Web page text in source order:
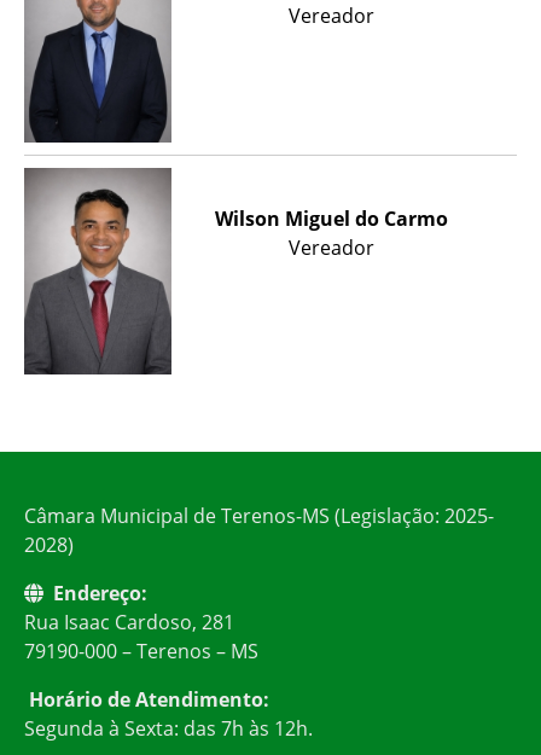
Vereador
Wilson Miguel do Carmo
Vereador
Câmara Municipal de Terenos-MS (Legislação: 2025-
2028)
Endereço:
Rua Isaac Cardoso, 281
79190-000 – Terenos – MS
Horário de Atendimento:
Segunda à Sexta: das 7h às 12h.